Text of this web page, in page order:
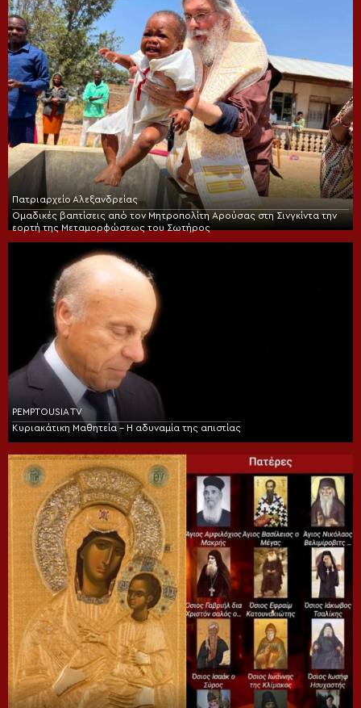
Πατριαρχείο Αλεξανδρείας
Ομαδικές βαπτίσεις από τον Μητροπολίτη Αρούσας στη Σινγκίντα την
εορτή της Μεταμορφώσεως του Σωτήρος
PEMPTOUSIA TV
Κυριακάτικη Μαθητεία – Η αδυναμία της απιστίας